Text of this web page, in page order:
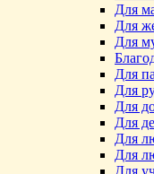
Для
Для
Для
Для
Для
Для
Для
Для
Для
Для